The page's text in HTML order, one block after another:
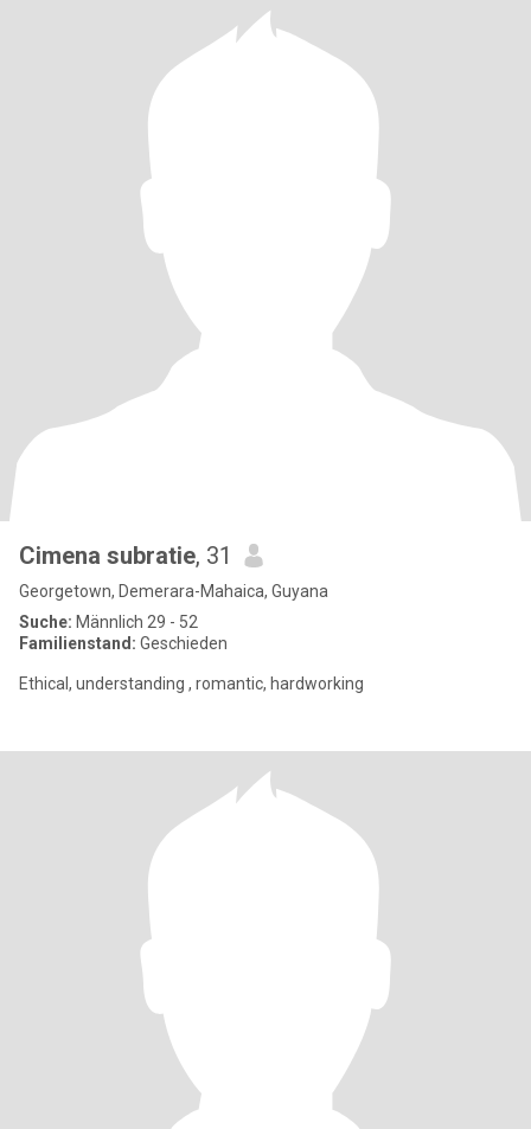
Cimena subratie, 31
Georgetown, Demerara-Mahaica, Guyana
Suche: Männlich 29 - 52
Familienstand: Geschieden
Ethical, understanding , romantic, hardworking